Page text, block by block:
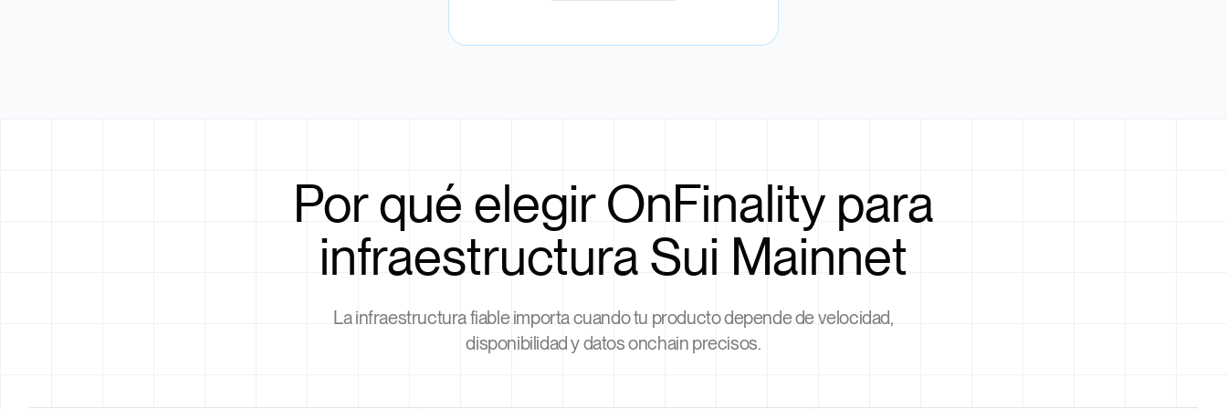
Por qué elegir OnFinality para
infraestructura Sui Mainnet
La infraestructura fiable importa cuando tu producto depende de velocidad,
disponibilidad y datos onchain precisos.